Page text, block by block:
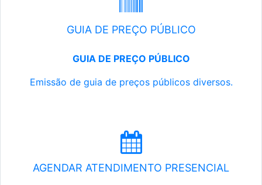
GUIA DE PREÇO PÚBLICO
GUIA DE PREÇO PÚBLICO
Emissão de guia de preços públicos diversos.
AGENDAR ATENDIMENTO PRESENCIAL